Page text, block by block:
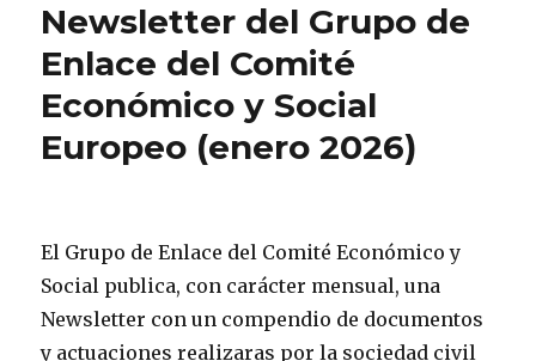
Newsletter del Grupo de
Enlace del Comité
Económico y Social
Europeo (enero 2026)
El Grupo de Enlace del Comité Económico y
Social publica, con carácter mensual, una
Newsletter con un compendio de documentos
y actuaciones realizaras por la sociedad civil